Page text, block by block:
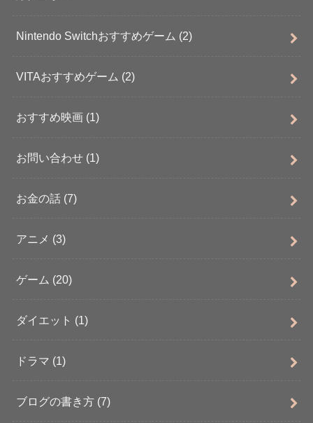
Nintendo Switchおすすめゲーム (2)
VITAおすすめゲーム (2)
おすすめ映画 (1)
お問い合わせ (1)
お金の話 (7)
アニメ (3)
ゲーム (20)
ダイエット (1)
ドラマ (1)
ブログの書き方 (7)